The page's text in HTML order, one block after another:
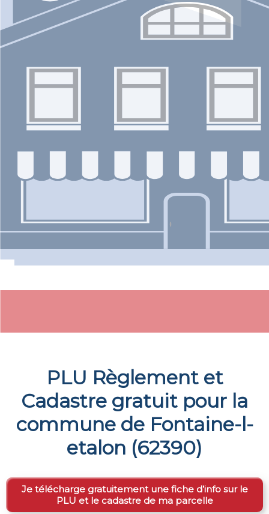
PLU Règlement et
Cadastre gratuit pour la
commune de Fontaine-l-
etalon (62390)
Je télécharge gratuitement une fiche d’info sur le
PLU et le cadastre de ma parcelle